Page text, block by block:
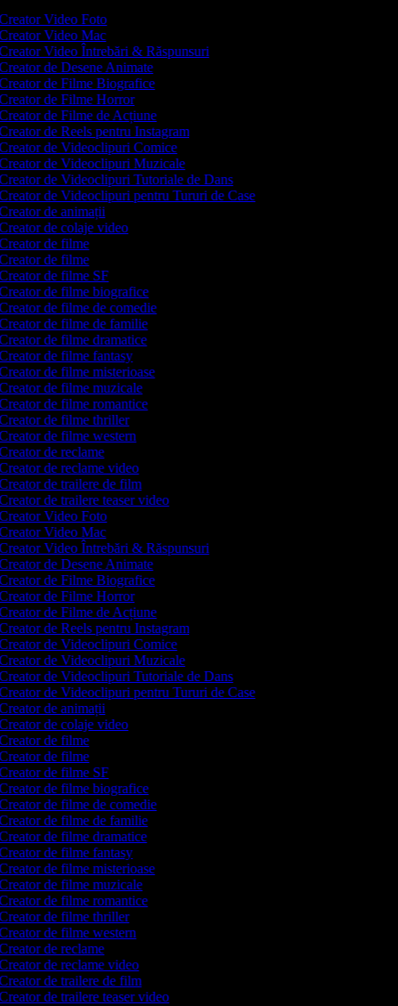
Video Foto
Video Mac
Video Întrebări & Răspunsuri
de Desene Animate
de Filme Biografice
de Filme Horror
de Filme de Acțiune
de Reels pentru Instagram
de Videoclipuri Comice
de Videoclipuri Muzicale
de Videoclipuri Tutoriale de Dans
de Videoclipuri pentru Tururi de Case
de animații
de colaje video
de filme
de filme
de filme SF
de filme biografice
de filme de comedie
de filme de familie
de filme dramatice
de filme fantasy
de filme misterioase
de filme muzicale
de filme romantice
de filme thriller
de filme western
de reclame
de reclame video
de trailere de film
de trailere teaser video
Video Foto
Video Mac
Video Întrebări & Răspunsuri
de Desene Animate
de Filme Biografice
de Filme Horror
de Filme de Acțiune
de Reels pentru Instagram
de Videoclipuri Comice
de Videoclipuri Muzicale
de Videoclipuri Tutoriale de Dans
de Videoclipuri pentru Tururi de Case
de animații
de colaje video
de filme
de filme
de filme SF
de filme biografice
de filme de comedie
de filme de familie
de filme dramatice
de filme fantasy
de filme misterioase
de filme muzicale
de filme romantice
de filme thriller
de filme western
de reclame
de reclame video
de trailere de film
de trailere teaser video